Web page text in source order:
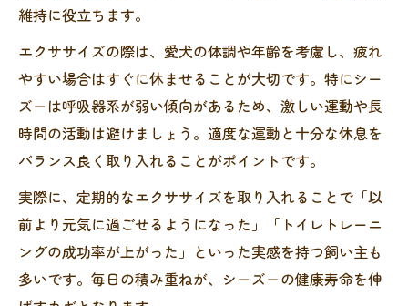
維持に役立ちます。
エクササイズの際は、愛犬の体調や年齢を考慮し、疲れ
やすい場合はすぐに休ませることが大切です。特にシー
ズーは呼吸器系が弱い傾向があるため、激しい運動や長
時間の活動は避けましょう。適度な運動と十分な休息を
バランス良く取り入れることがポイントです。
実際に、定期的なエクササイズを取り入れることで「以
前より元気に過ごせるようになった」「トイレトレーニ
ングの成功率が上がった」といった実感を持つ飼い主も
多いです。毎日の積み重ねが、シーズーの健康寿命を伸